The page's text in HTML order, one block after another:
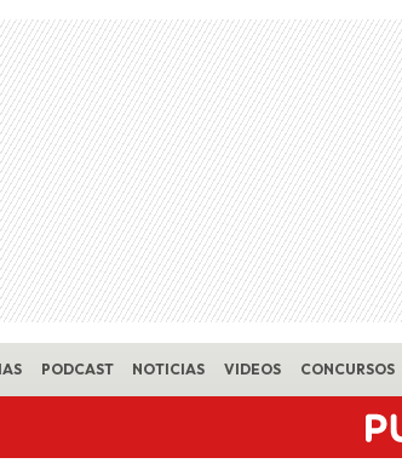
PODCAST NOTICIAS VIDEOS CONCURSOS